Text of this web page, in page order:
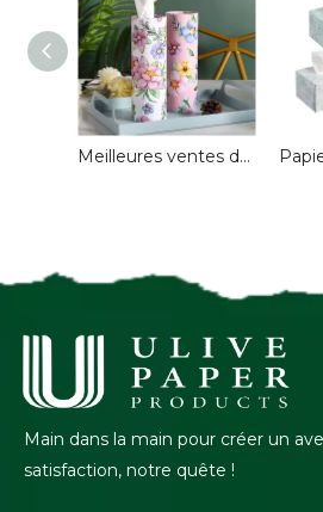
Meilleures ventes de boîtes de mouchoirs cylindriques pour voiture, 3 plis, Tube de papier de pâte de bambou, mouchoirs de voiture avec mouchoirs de voiture personnalisés
Main dans la main pour créer un
satisfaction, notre quête !